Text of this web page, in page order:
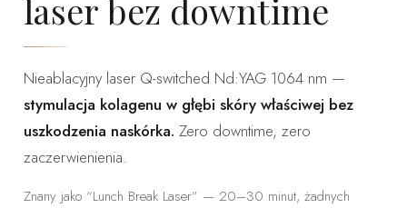
laser bez downtime
Nieablacyjny laser Q-switched Nd:YAG 1064 nm —
stymulacja kolagenu w głębi skóry właściwej bez
uszkodzenia naskórka. Zero downtime, zero
zaczerwienienia.
Znany jako “Lunch Break Laser” — 20–30 minut, żadnych